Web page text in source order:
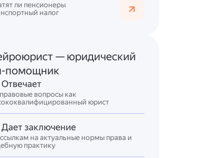
налог
— юридический
помощник
Отвечает
вопросы как
юрист
Дает заключение
на актуальные нормы права и
практику